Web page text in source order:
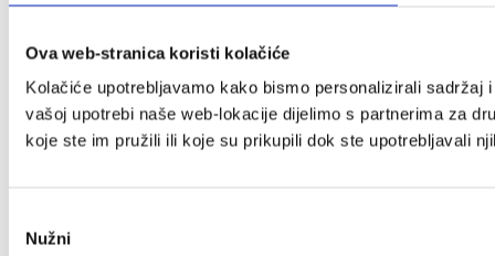
Ova web-stranica koristi kolačiće
Kolačiće upotrebljavamo kako bismo personalizirali
vašoj upotrebi naše web-lokacije dijelimo s partnerima za
koje ste im pružili ili koje su prikupili dok ste upotrebljavali
pristanka
Nužni